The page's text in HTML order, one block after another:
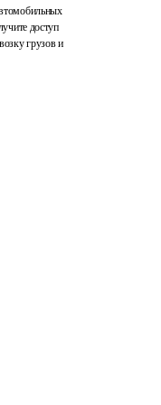
доступ
грузов и